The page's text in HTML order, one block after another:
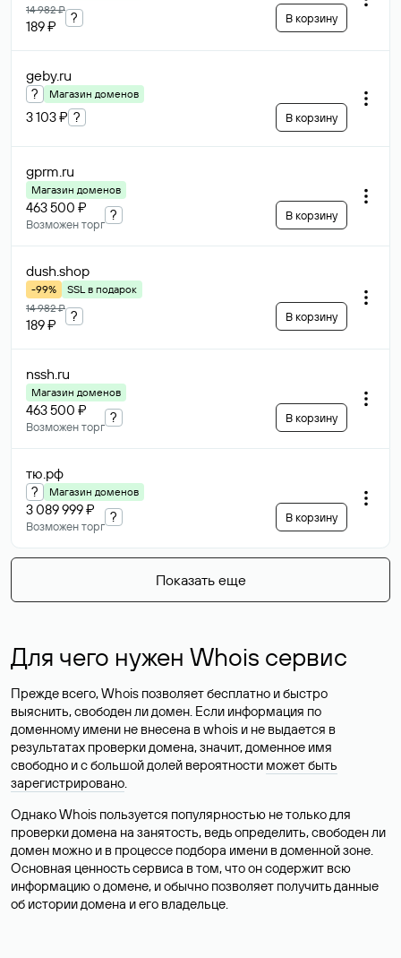
14 982 ₽
189 ₽
? В корзину
geby.ru
? Магазин доменов
3 103 ₽ ? В корзину
gprm.ru
Магазин доменов
463 500 ₽
Возможен торг
? В корзину
dush.shop
-99%
SSL в подарок
14 982 ₽
189 ₽
? В корзину
nssh.ru
Магазин доменов
463 500 ₽
Возможен торг
? В корзину
тю.рф
? Магазин доменов
3 089 999 ₽
Возможен торг
? В корзину
Показать еще
Для чего нужен Whois сервис
Прежде всего, Whois позволяет бесплатно и быстро
выяснить, свободен ли домен. Если информация по
доменному имени не внесена в whois и не выдается в
результатах проверки домена, значит, доменное имя
свободно и с большой долей вероятности может быть
зарегистрировано.
Однако Whois пользуется популярностью не только для
проверки домена на занятость, ведь определить, свободен ли
домен можно и в процессе подбора имени в доменной зоне.
Основная ценность сервиса в том, что он содержит всю
информацию о домене, и обычно позволяет получить данные
об истории домена и его владельце.